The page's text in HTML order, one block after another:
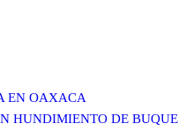
EN OAXACA
HUNDIMIENTO DE BUQUE